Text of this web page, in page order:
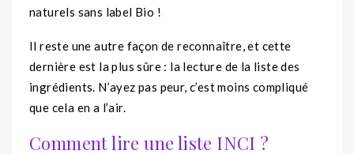
naturels sans label Bio !
Il reste une autre façon de reconnaître, et cette
dernière est la plus sûre : la lecture de la liste des
ingrédients. N’ayez pas peur, c’est moins compliqué
que cela en a l’air.
Comment lire une liste INCI ?